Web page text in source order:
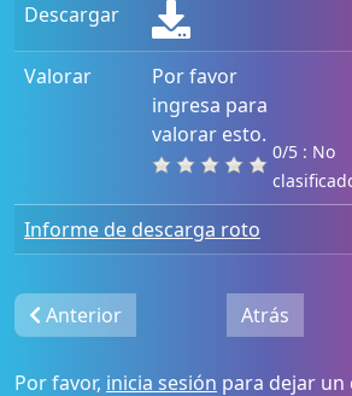
Descargar
Valorar
Por favor
ingresa para
valorar esto.
0/5 : No
Informe de descarga roto
Anterior Atrás
Por favor, inicia sesión para dejar